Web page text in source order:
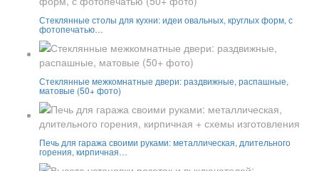
Стеклянные столы для кухни: идеи овальных, круглых форм, с
фотопечатью…
Стеклянные межкомнатные двери: раздвижные, распашные,
матовые (50+ фото)
Печь для гаража своими руками: металлическая, длительного
горения, кирпичная…